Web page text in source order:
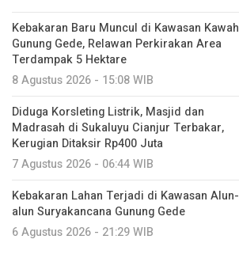
Kebakaran Baru Muncul di Kawasan Kawah
Gunung Gede, Relawan Perkirakan Area
Terdampak 5 Hektare
8 Agustus 2026 - 15:08 WIB
Diduga Korsleting Listrik, Masjid dan
Madrasah di Sukaluyu Cianjur Terbakar,
Kerugian Ditaksir Rp400 Juta
7 Agustus 2026 - 06:44 WIB
Kebakaran Lahan Terjadi di Kawasan Alun-
alun Suryakancana Gunung Gede
6 Agustus 2026 - 21:29 WIB